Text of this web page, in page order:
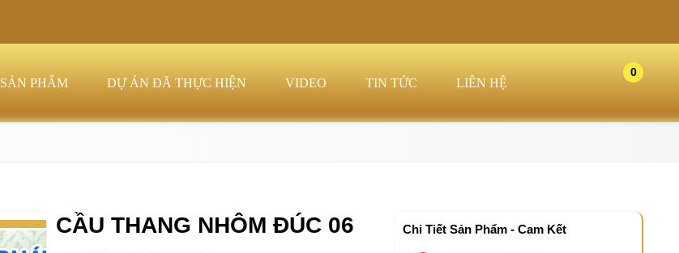
SẢN PHẨM DỰ ÁN ĐÃ THỰC HIỆN VIDEO TIN TỨC LIÊN HỆ
0
CẦU THANG NHÔM ĐÚC 06 Chi Tiết Sản Phẩm - Cam Kết